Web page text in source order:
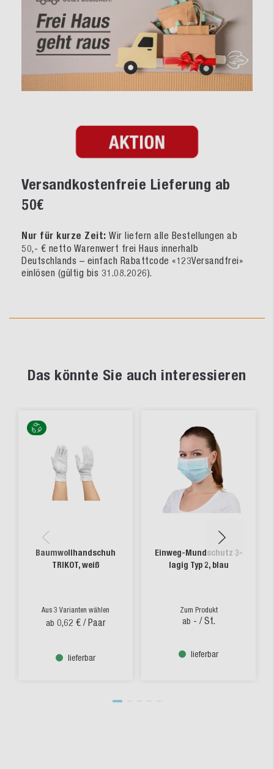
Versandkostenfreie Lieferung ab
50€
Nur für kurze Zeit: Wir liefern alle Bestellungen ab
50,- € netto Warenwert frei Haus innerhalb
Deutschlands – einfach Rabattcode «123Versandfrei»
einlösen (gültig bis 31.08.2026).
Das könnte Sie auch interessieren
Baumwollhandschuh
TRIKOT, weiß
Aus 3 Varianten wählen
ab 0,62 € / Paar
lieferbar
Einweg-Mundschutz 3-
lagig Typ 2, blau
Zum Produkt
ab - / St.
lieferbar